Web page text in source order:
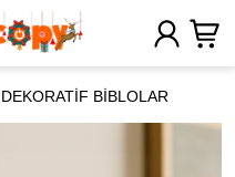
DEKORATİF BİBLOLAR